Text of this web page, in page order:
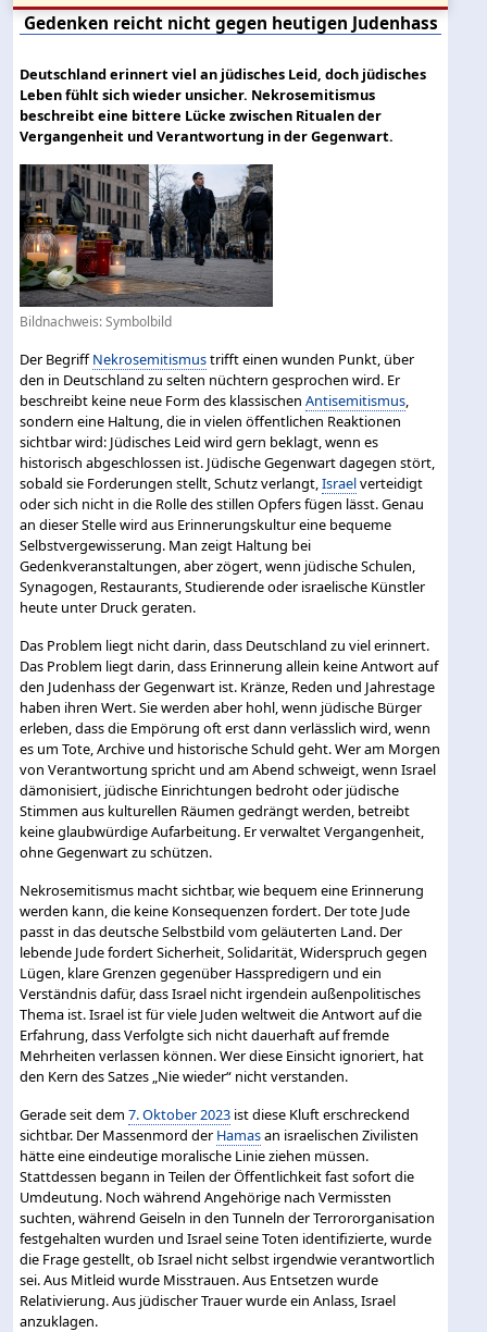
Gedenken reicht nicht gegen heutigen Judenhass
Deutschland erinnert viel an jüdisches Leid, doch jüdisches
Leben fühlt sich wieder unsicher. Nekrosemitismus
beschreibt eine bittere Lücke zwischen Ritualen der
Vergangenheit und Verantwortung in der Gegenwart.
Bildnachweis: Symbolbild
Der BegriffNekrosemitismustrifft einen wunden Punkt, über
den in Deutschland zu selten nüchtern gesprochen wird. Er
beschreibt keine neue Form des klassischenAntisemitismus
sondern eine Haltung, die in vielen öffentlichen Reaktionen
sichtbar wird: Jüdisches Leid wird gern beklagt, wenn es
historisch abgeschlossen ist. Jüdische Gegenwart dagegen stört,
sobald sie Forderungen stellt, Schutz verlangt,Israelverteidigt
oder sich nicht in die Rolle des stillen Opfers fügen lässt. Genau
an dieser Stelle wird aus Erinnerungskultur eine bequeme
Selbstvergewisserung. Man zeigt Haltung bei
Gedenkveranstaltungen, aber zögert, wenn jüdische Schulen,
Synagogen, Restaurants, Studierende oder israelische Künstler
heute unter Druck geraten.
Das Problem liegt nicht darin, dass Deutschland zu viel erinnert.
Das Problem liegt darin, dass Erinnerung allein keine Antwort auf
den Judenhass der Gegenwart ist. Kränze, Reden und Jahrestage
haben ihren Wert. Sie werden aber hohl, wenn jüdische Bürger
erleben, dass die Empörung oft erst dann verlässlich wird, wenn
es um Tote, Archive und historische Schuld geht. Wer am Morgen
von Verantwortung spricht und am Abend schweigt, wenn Israel
dämonisiert, jüdische Einrichtungen bedroht oder jüdische
Stimmen aus kulturellen Räumen gedrängt werden, betreibt
keine glaubwürdige Aufarbeitung. Er verwaltet Vergangenheit,
ohne Gegenwart zu schützen.
Nekrosemitismus macht sichtbar, wie bequem eine Erinnerung
werden kann, die keine Konsequenzen fordert. Der tote Jude
passt in das deutsche Selbstbild vom geläuterten Land. Der
lebende Jude fordert Sicherheit, Solidarität, Widerspruch gegen
Lügen, klare Grenzen gegenüber Hasspredigern und ein
Verständnis dafür, dass Israel nicht irgendein außenpolitisches
Thema ist. Israel ist für viele Juden weltweit die Antwort auf die
Erfahrung, dass Verfolgte sich nicht dauerhaft auf fremde
Mehrheiten verlassen können. Wer diese Einsicht ignoriert, hat
den Kern des Satzes „Nie wieder“ nicht verstanden.
Gerade seit dem7. Oktober 2023 ist diese Kluft erschreckend
sichtbar. Der Massenmord der Hamasan israelischen Zivilisten
hätte eine eindeutige moralische Linie ziehen müssen.
Stattdessen begann in Teilen der Öffentlichkeit fast sofort die
Umdeutung. Noch während Angehörige nach Vermissten
suchten, während Geiseln in den Tunneln der Terrororganisation
festgehalten wurden und Israel seine Toten identifizierte, wurde
die Frage gestellt, ob Israel nicht selbst irgendwie verantwortlich
sei. Aus Mitleid wurde Misstrauen. Aus Entsetzen wurde
Relativierung. Aus jüdischer Trauer wurde ein Anlass, Israel
anzuklagen.